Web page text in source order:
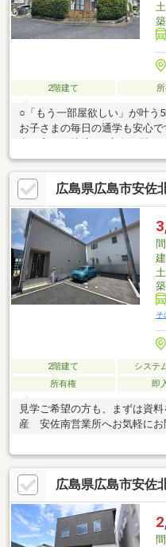
2階建て
○「もう一部屋欲しい」が叶う
お子さまの毎日の通学も安心
出し入れも快適○二方向が開
境】・デイリーヤマザキ可部
ン広島大林2丁目店 徒歩約33
ォンツ三入店 徒歩約26分・
三入東小学校 徒歩約8分・広
でもご案内可能です。お気軽に
広島県広島市安佐
そ
2階建て システ
所有権
即
見学ご希望の方も、まずは資
産 安佐南営業所へお気軽にお
広島県広島市安佐